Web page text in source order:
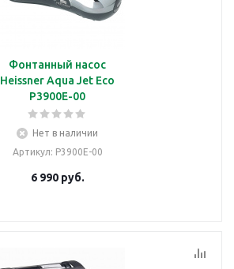
Фонтанный насос
Heissner Aqua Jet Eco
P3900E-00
Нет в наличии
Артикул: P3900E-00
6 990руб.